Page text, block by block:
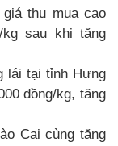
thu mua cao
sau khi tăng
lái tại tỉnh Hưng
đồng/kg, tăng
Cai cùng tăng